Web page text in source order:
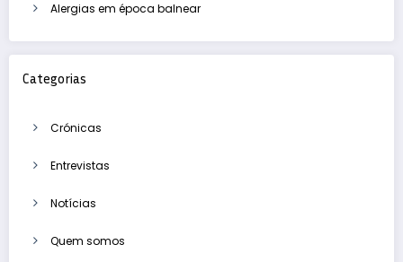
Alergias em época balnear
Categorias
Crónicas
Entrevistas
Notícias
Quem somos